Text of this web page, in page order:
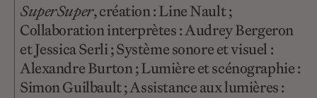
SuperSuper, création : Line Nault ;
Collaboration interprètes : Audrey Bergeron
et Jessica Serli ; Système sonore et visuel :
Alexandre Burton ; Lumière et scénographie :
Simon Guilbault ; Assistance aux lumières :